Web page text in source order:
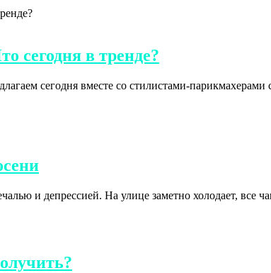
сегодня в тренде?
сегодня вместе со стилистами-
и депрессией. На улице заметно холодает,